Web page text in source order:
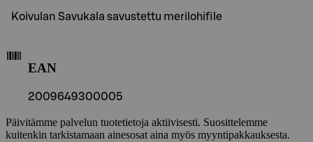
Koivulan Savukala savustettu merilohifile
EAN
2009649300005
Päivitämme palvelun tuotetietoja aktiivisesti. Suosittelemme
kuitenkin tarkistamaan ainesosat aina myös myyntipakkauksesta.